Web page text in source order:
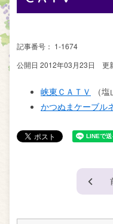
記事番号： 1-1674
公開日 2012年03月23日
更
峡東ＣＡＴＶ
（
かつぬまケーブル